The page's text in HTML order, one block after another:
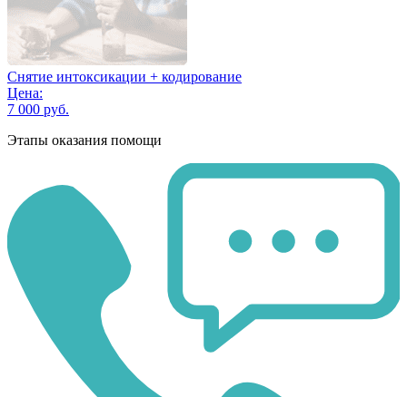
Снятие интоксикации + кодирование
Цена:
7 000 руб.
Этапы оказания помощи